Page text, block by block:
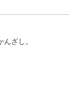
ざし。